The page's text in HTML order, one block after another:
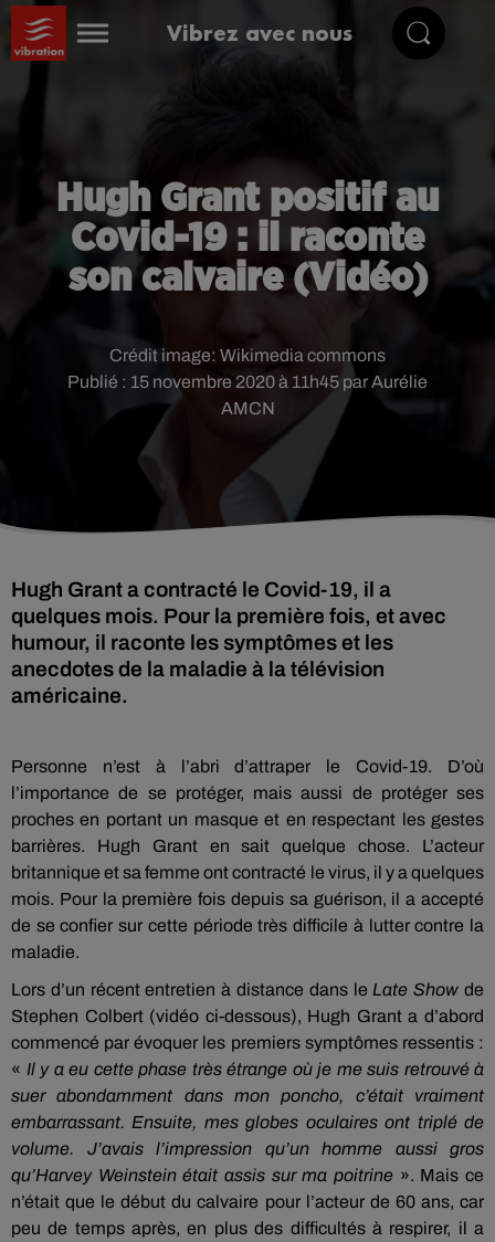
Vibrez avec nous
Hugh Grant positif au
Covid-19 : il raconte
son calvaire (Vidéo)
Publié : 15 novembre 2020 à 11h45 par Aurélie
AMCN
Crédit image: Wikimedia commons
Hugh Grant a contracté le Covid-19, il a
quelques mois. Pour la première fois, et avec
humour, il raconte les symptômes et les
anecdotes de la maladie à la télévision
américaine.
Personne n’est à l’abri d’attraper le Covid-19. D’où
l’importance de se protéger, mais aussi de protéger ses
proches en portant un masque et en respectant les gestes
barrières. Hugh Grant en sait quelque chose. L’acteur
britannique et sa femme ont contracté le virus, il y a quelques
mois. Pour la première fois depuis sa guérison, il a accepté
de se confier sur cette période très difficile à lutter contre la
maladie.
Lors d’un récent entretien à distance dans le Late Show de
Stephen Colbert (vidéo ci-dessous), Hugh Grant a d’abord
commencé par évoquer les premiers symptômes ressentis :
« Il y a eu cette phase très étrange où je me suis retrouvé à
suer abondamment dans mon poncho, c’était vraiment
embarrassant. Ensuite, mes globes oculaires ont triplé de
volume. J’avais l’impression qu’un homme aussi gros
qu’Harvey Weinstein était assis sur ma poitrine ». Mais ce
n’était que le début du calvaire pour l’acteur de 60 ans, car
peu de temps après, en plus des difficultés à respirer, il a